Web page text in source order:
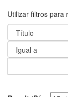
Utilizar filtros para